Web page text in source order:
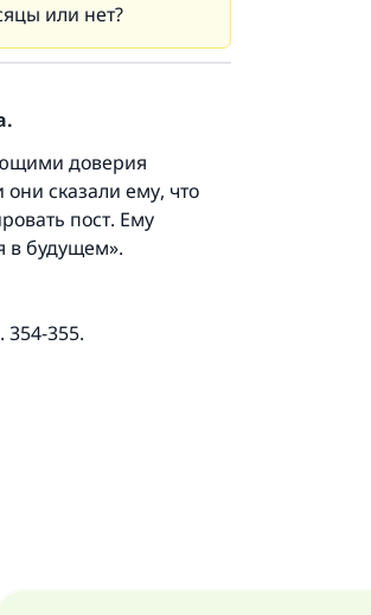
или нет?
доверия
сказали ему, что
пост. Ему
в будущем».
354-355.
брак.
Умме
сказал:
как и